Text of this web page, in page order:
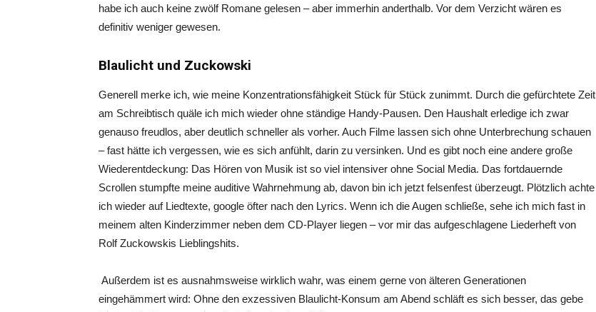
habe ich auch keine zwölf Romane gelesen – aber immerhin anderthalb. Vor dem Verzicht wären es
definitiv weniger gewesen.
Blaulicht und Zuckowski
Generell merke ich, wie meine Konzentrationsfähigkeit Stück für Stück zunimmt. Durch die gefürchtete Zeit
am Schreibtisch quäle ich mich wieder ohne ständige Handy-Pausen. Den Haushalt erledige ich zwar
genauso freudlos, aber deutlich schneller als vorher. Auch Filme lassen sich ohne Unterbrechung schauen
– fast hätte ich vergessen, wie es sich anfühlt, darin zu versinken. Und es gibt noch eine andere große
Wiederentdeckung: Das Hören von Musik ist so viel intensiver ohne Social Media. Das fortdauernde
Scrollen stumpfte meine auditive Wahrnehmung ab, davon bin ich jetzt felsenfest überzeugt. Plötzlich achte
ich wieder auf Liedtexte, google öfter nach den Lyrics. Wenn ich die Augen schließe, sehe ich mich fast in
meinem alten Kinderzimmer neben dem CD-Player liegen – vor mir das aufgeschlagene Liederheft von
Rolf Zuckowskis Lieblingshits.
Außerdem ist es ausnahmsweise wirklich wahr, was einem gerne von älteren Generationen
eingehämmert wird: Ohne den exzessiven Blaulicht-Konsum am Abend schläft es sich besser, das gebe